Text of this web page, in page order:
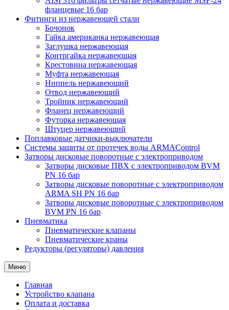
фланцевые 16 бар
Фитинги из нержавеющей стали
Бочонок
Гайка американка нержавеющая
Заглушка нержавеющая
Контргайка нержавеющая
Крестовина нержавеющая
Муфта нержавеющая
Ниппель нержавеющий
Отвод нержавеющий
Тройник нержавеющий
Фланец нержавеющий
Футорка нержавеющая
Штуцер нержавеющий
Поплавковые датчики-выключатели
Системы защиты от протечек воды ARMAControl
Затворы дисковые поворотные с электроприводом
Затворы дисковые ПВХ с электроприводом BVM
PN 16 бар
Затворы дисковые поворотные с электроприводом
ARMA SH PN 16 бар
Затворы дисковые поворотные с электроприводом
BVM PN 16 бар
Пневматика
Пневматические клапаны
Пневматические краны
Редукторы (регуляторы) давления
Меню
Главная
Устройство клапана
Оплата и доставка